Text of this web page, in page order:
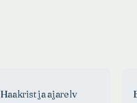
Haakrist ja ajarelv